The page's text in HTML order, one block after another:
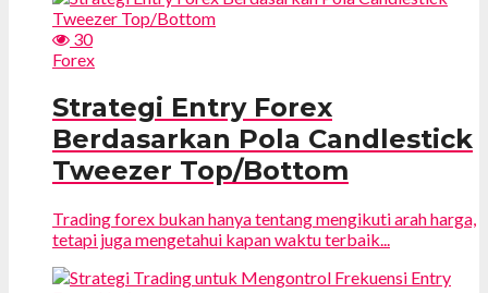
30
Forex
Strategi Entry Forex
Berdasarkan Pola Candlestick
Tweezer Top/Bottom
Trading forex bukan hanya tentang mengikuti arah harga,
tetapi juga mengetahui kapan waktu terbaik...